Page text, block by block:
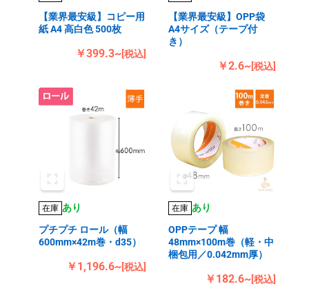
【業界最安級】コピー用
紙 A4 高白色 500枚
￥399.3~[税込]
【業界最安級】OPP袋
A4サイズ（テープ付
き）
￥2.6~[税込]
在庫 あり
プチプチ ロール（幅
600mm×42m巻・d35）
￥1,196.6~[税込]
在庫 あり
OPPテープ 幅
48mm×100m巻（軽・中
梱包用／0.042mm厚）
￥182.6~[税込]